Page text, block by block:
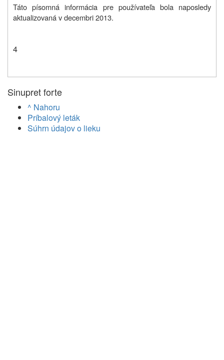
Táto písomná informácia pre používateľa bola naposledy
aktualizovaná v decembri 2013.
4
Sinupret forte
^ Nahoru
Príbalový leták
Súhrn údajov o lieku